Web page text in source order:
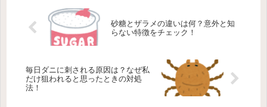
砂糖とザラメの違いは何？意外と知
らない特徴をチェック！
毎日ダニに刺される原因は？なぜ私
だけ狙われると思ったときの対処
法！